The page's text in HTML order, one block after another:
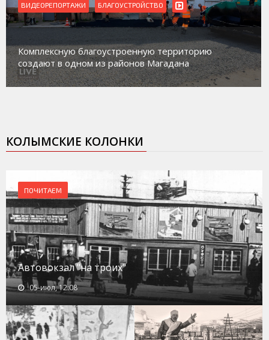
ВИДЕОРЕПОРТАЖИ
Магадан присоединился к пилотному проекту по
работе с несовершеннолетними из групп
социального риска «Переправа»
КОЛЫМСКИЕ КОЛОНКИ
ПОЧИТАЕМ
Автовокзал "на троих"
05-июл, 12:08